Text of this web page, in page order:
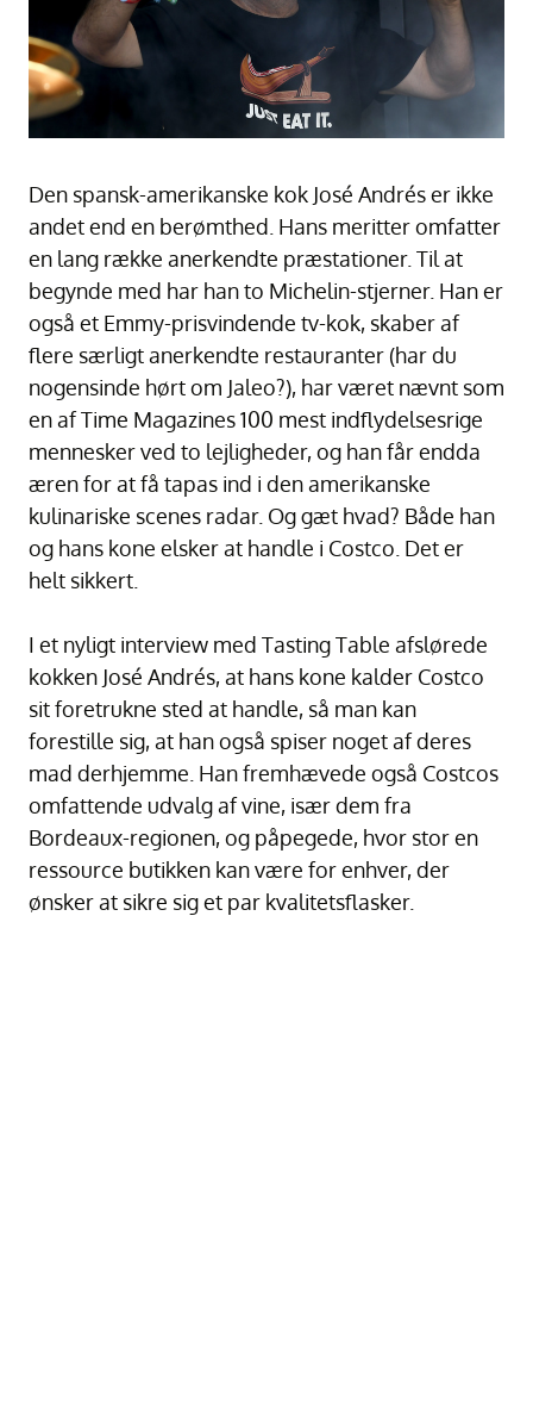
Den spansk-amerikanske kok José Andrés er ikke
andet end en berømthed. Hans meritter omfatter
en lang række anerkendte præstationer. Til at
begynde med har han to Michelin-stjerner. Han er
også et Emmy-prisvindende tv-kok, skaber af
flere særligt anerkendte restauranter (har du
nogensinde hørt om Jaleo?), har været nævnt som
en af Time Magazines 100 mest indflydelsesrige
mennesker ved to lejligheder, og han får endda
æren for at få tapas ind i den amerikanske
kulinariske scenes radar. Og gæt hvad? Både han
og hans kone elsker at handle i Costco. Det er
helt sikkert.
I et nyligt interview med Tasting Table afslørede
kokken José Andrés, at hans kone kalder Costco
sit foretrukne sted at handle, så man kan
forestille sig, at han også spiser noget af deres
mad derhjemme. Han fremhævede også Costcos
omfattende udvalg af vine, især dem fra
Bordeaux-regionen, og påpegede, hvor stor en
ressource butikken kan være for enhver, der
ønsker at sikre sig et par kvalitetsflasker.